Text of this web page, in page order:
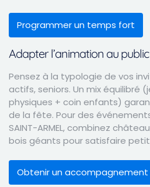
Programmer un temps fort
Adapter l’animation au public
Pensez à la typologie de vos
actifs, seniors. Un mix équilibré
physiques + coin enfants)
de la fête. Pour des
SAINT-ARMEL, combinez
bois géants pour satisfaire
Obtenir un